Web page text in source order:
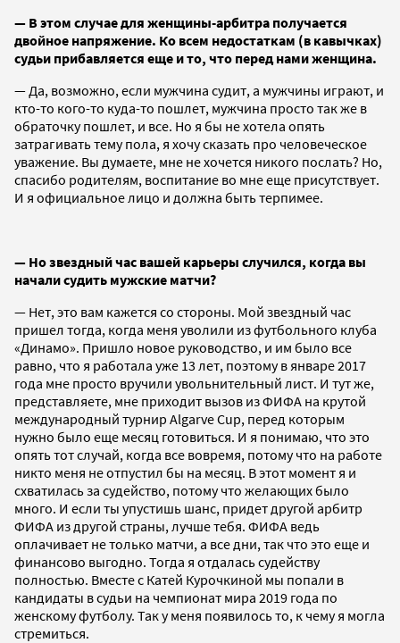
— В этом случае для женщины-арбитра получается
двойное напряжение. Ко всем недостаткам (в кавычках)
судьи прибавляется еще и то, что перед нами женщина.
— Да, возможно, если мужчина судит, а мужчины играют, и
кто-то кого-то куда-то пошлет, мужчина просто так же в
обраточку пошлет, и все. Но я бы не хотела опять
затрагивать тему пола, я хочу сказать про человеческое
уважение. Вы думаете, мне не хочется никого послать? Но,
спасибо родителям, воспитание во мне еще присутствует.
И я официальное лицо и должна быть терпимее.
— Но звездный час вашей карьеры случился, когда вы
начали судить мужские матчи?
— Нет, это вам кажется со стороны. Мой звездный час
пришел тогда, когда меня уволили из футбольного клуба
«Динамо». Пришло новое руководство, и им было все
равно, что я работала уже 13 лет, поэтому в январе 2017
года мне просто вручили увольнительный лист. И тут же,
представляете, мне приходит вызов из ФИФА на крутой
международный турнир Algarve Cup, перед которым
нужно было еще месяц готовиться. И я понимаю, что это
опять тот случай, когда все вовремя, потому что на работе
никто меня не отпустил бы на месяц. В этот момент я и
схватилась за судейство, потому что желающих было
много. И если ты упустишь шанс, придет другой арбитр
ФИФА из другой страны, лучше тебя. ФИФА ведь
оплачивает не только матчи, а все дни, так что это еще и
финансово выгодно. Тогда я отдалась судейству
полностью. Вместе с Катей Курочкиной мы попали в
кандидаты в судьи на чемпионат мира 2019 года по
женскому футболу. Так у меня появилось то, к чему я могла
стремиться.